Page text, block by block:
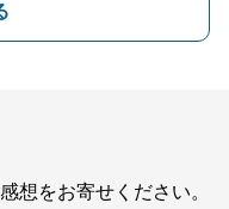
想をお寄せください。